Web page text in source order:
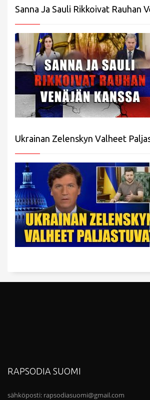
Sanna Ja Sauli Rikkoivat Rauhan
Ukrainan Zelenskyn Valheet
RAPSODIA SUOMI
sähköposti: rapsodiasuomi@gmail.com